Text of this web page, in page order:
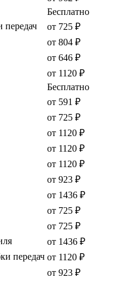
Бесплатно
передач
от 725 ₽
от 804 ₽
от 646 ₽
от 1120 ₽
Бесплатно
от 591 ₽
от 725 ₽
от 1120 ₽
от 1120 ₽
от 1120 ₽
от 923 ₽
от 1436 ₽
от 725 ₽
от 725 ₽
от 1436 ₽
передач от 1120 ₽
от 923 ₽